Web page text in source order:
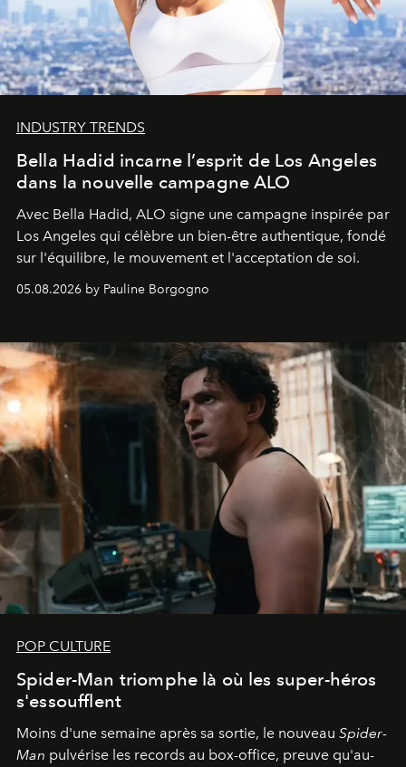
INDUSTRY TRENDS
Bella Hadid incarne l’esprit de Los Angeles
dans la nouvelle campagne ALO
Avec Bella Hadid, ALO signe une campagne inspirée par
Los Angeles qui célèbre un bien-être authentique, fondé
sur l'équilibre, le mouvement et l'acceptation de soi.
05.08.2026 by Pauline Borgogno
POP CULTURE
Spider-Man triomphe là où les super-héros
s'essoufflent
Moins d'une semaine après sa sortie, le nouveau Spider-
Man pulvérise les records au box-office, preuve qu'au-